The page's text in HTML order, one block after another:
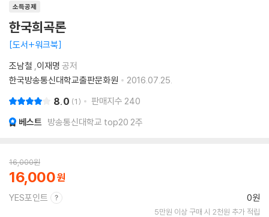
소득공제
한국희곡론
도서+워크북
조남철 ,이재명 공저
한국방송통신대학교출판문화원
2016.07.25.
8.0 1 판매지수 240
베스트 방송통신대학교 top20 2주
16,000원
16,000
YES포인트 0원
5만원 이상 구매 시 2천원 추가 적립